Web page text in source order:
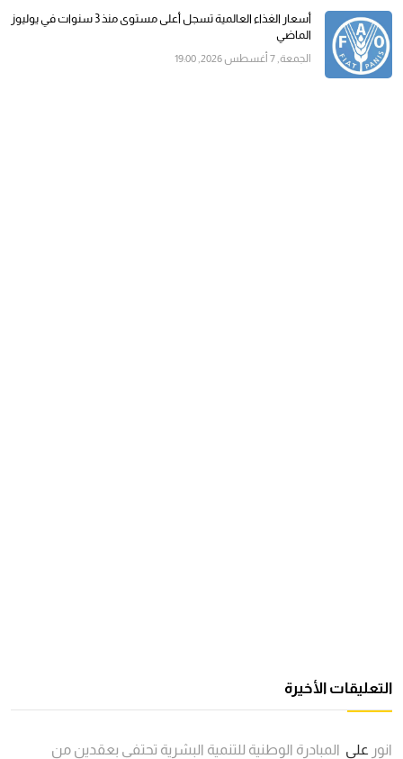
أسعار الغذاء العالمية تسجل أعلى مستوى منذ 3 سنوات في يوليوز
الماضي
الجمعة, 7 أغسطس 2026, 19:00
التعليقات الأخيرة
انور على المبادرة الوطنية للتنمية البشرية تحتفي بعقدين من